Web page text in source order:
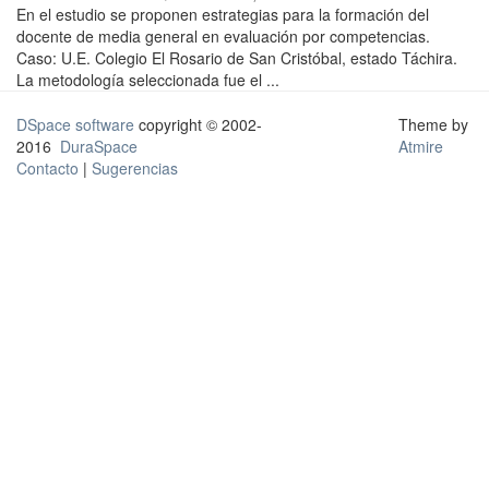
En el estudio se proponen estrategias para la formación del
docente de media general en evaluación por competencias.
Caso: U.E. Colegio El Rosario de San Cristóbal, estado Táchira.
La metodología seleccionada fue el ...
DSpace software copyright © 2002-
2016 DuraSpace
Contacto | Sugerencias
Theme by
Atmire